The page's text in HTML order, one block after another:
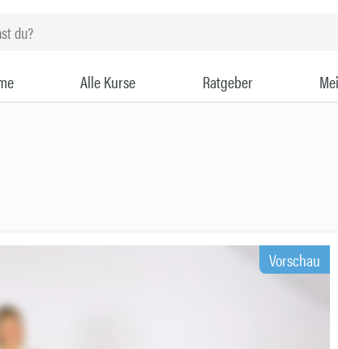
Alle Kurse Ratgeber
Vorschau